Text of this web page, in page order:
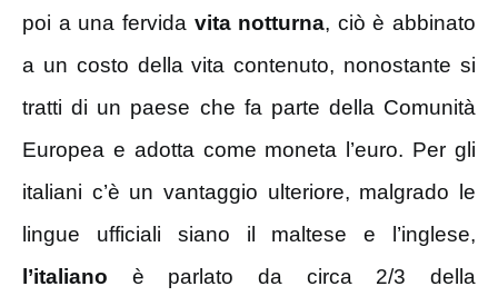
poi a una fervida vita notturna, ciò è abbinato
a un costo della vita contenuto, nonostante si
tratti di un paese che fa parte della Comunità
Europea e adotta come moneta l’euro. Per gli
italiani c’è un vantaggio ulteriore, malgrado le
lingue ufficiali siano il maltese e l’inglese,
l’italiano è parlato da circa 2/3 della